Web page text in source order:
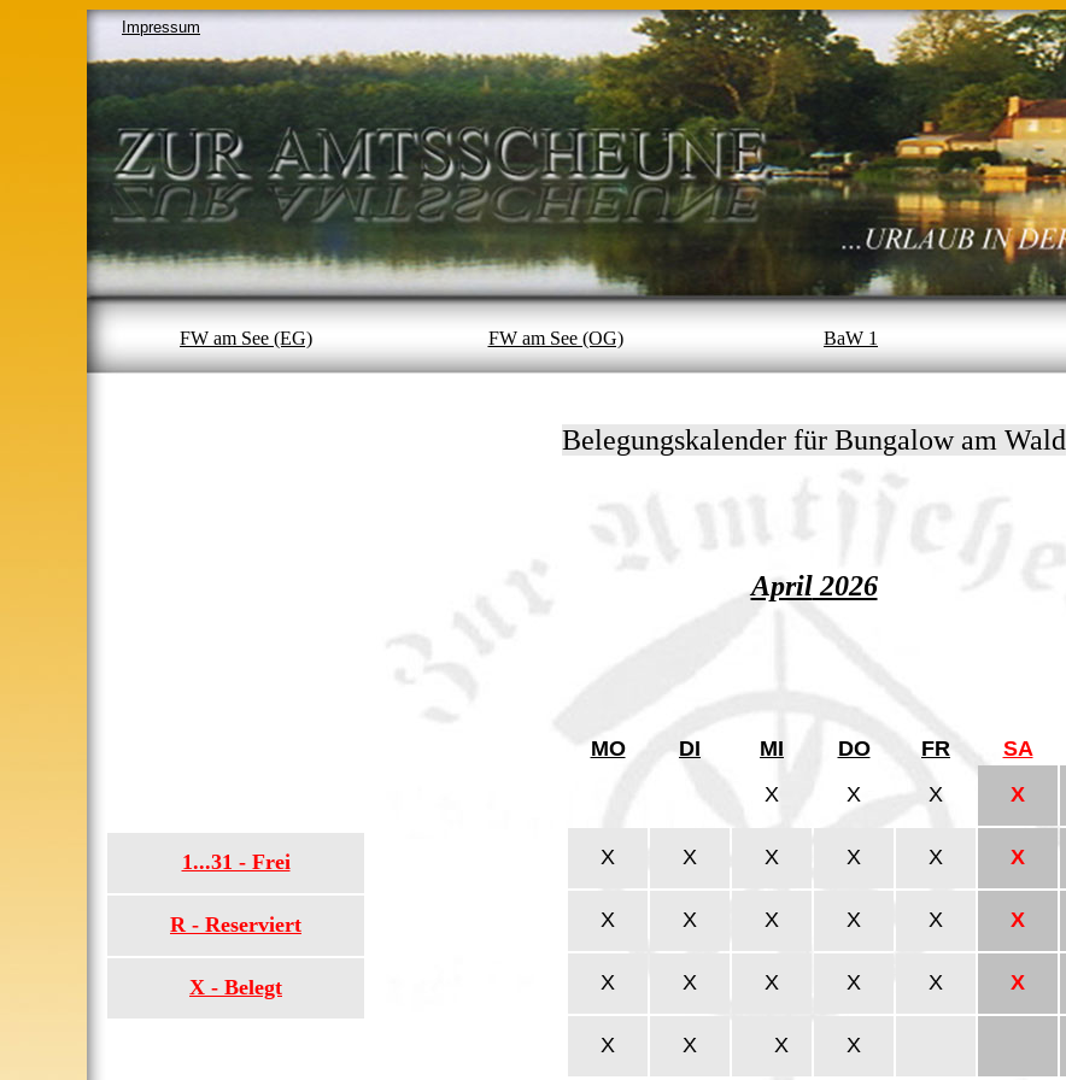
Impressum
FW am See (EG) FW am See (OG) BaW 1
1...31 - Frei
R - Reserviert
X - Belegt
Belegungskalender für Bungalow am Wald
April2026
MO DI MI DO FR SA
X
X X X
X X X X X X
X X X X X X
X X X X X X
X X X X